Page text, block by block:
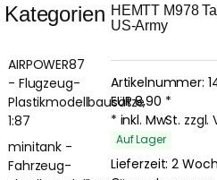
HEMTT M978
US-Army
Artikelnummer:
EUR 8,90 *
* inkl. MwSt. zzgl.
Auf Lager
Lieferzeit: 2
Kategorien
AIRPOWER87
- Flugzeug-
Plastikmodellbausätze
1:87
minitank -
Fahrzeug-